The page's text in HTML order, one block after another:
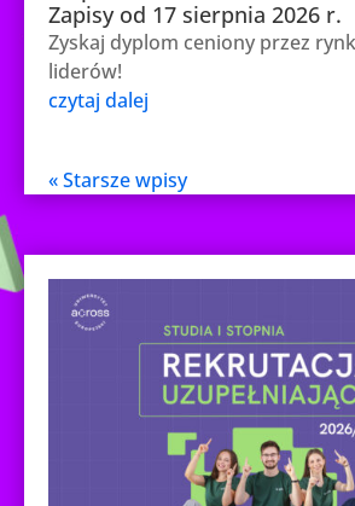
Zapisy od 17 sierpnia 2026 r.
Zyskaj dyplom ceniony przez
liderów!
czytaj dalej
« Starsze wpisy